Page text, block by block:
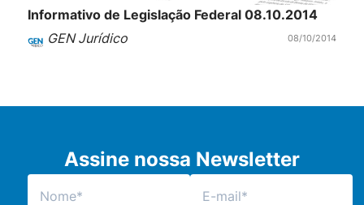
Informativo de Legislação Federal 08.10.2014
GEN Jurídico
08/10/2014
Assine nossa Newsletter